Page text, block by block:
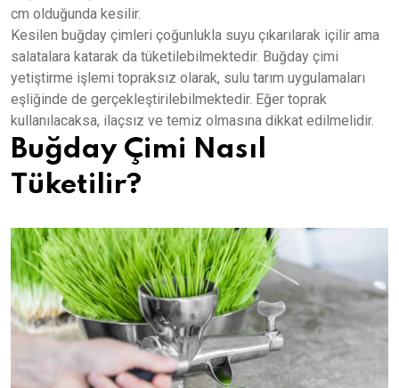
cm olduğunda kesilir.
Kesilen buğday çimleri çoğunlukla suyu çıkarılarak içilir ama
salatalara katarak da tüketilebilmektedir. Buğday çimi
yetiştirme işlemi topraksız olarak, sulu tarım uygulamaları
eşliğinde de gerçekleştirilebilmektedir. Eğer toprak
kullanılacaksa, ilaçsız ve temiz olmasına dikkat edilmelidir.
Buğday Çimi Nasıl
Tüketilir?